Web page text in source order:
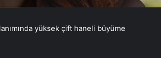
yüksek çift haneli büyüme